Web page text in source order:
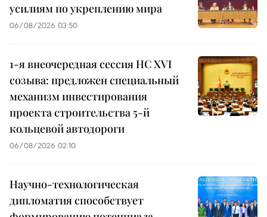
усилиям по укреплению мира
06/08/2026 03:50
1-я внеочередная сессия НС XVI
созыва: предложен специальный
механизм инвестирования
проекта строительства 5-й
кольцевой автодороги
06/08/2026 02:10
Научно-технологическая
дипломатия способствует